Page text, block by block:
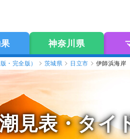
神奈川県
・完全版） 茨城県 日立市 伊師浜海岸
見表・タイ